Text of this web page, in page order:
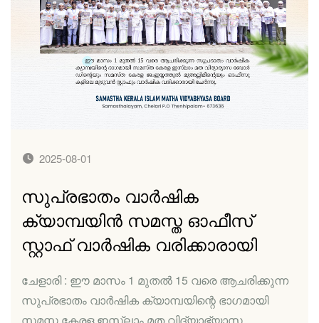
2025-08-01
സുപ്രഭാതം വാര്‍ഷിക
ക്യാമ്പയിന്‍ സമസ്ത ഓഫീസ്
സ്റ്റാഫ് വാര്‍ഷിക വരിക്കാരായി
ചേളാരി : ഈ മാസം 1 മുതല്‍ 15 വരെ ആചരിക്കുന്ന
സുപ്രഭാതം വാര്‍ഷിക ക്യാമ്പയിന്റെ ഭാഗമായി